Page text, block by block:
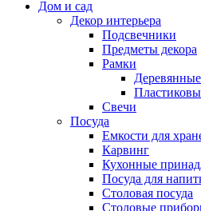
Дом и сад
Декор интерьера
Подсвечники
Предметы декора
Рамки
Деревянные
Свечи
Посуда
Емкости для
Карвинг
Кухонные
Посуда для
Столовая посуда
Столовые